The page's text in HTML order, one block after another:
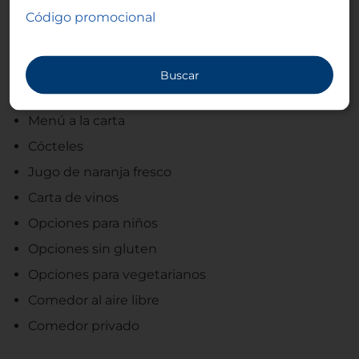
Tipo de cocina
Internacional, Mediterránea
Servicios
Menú a la carta
Cócteles
Jugo de naranja fresco
Carta de vinos
Opciones para niños
Opciones sin gluten
Opciones para vegetarianos
Comedor al aire libre
Comedor privado
Código promocional
Buscar